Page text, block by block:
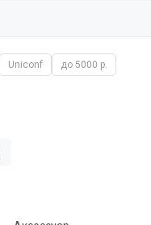
Uniconf до 5000 р.